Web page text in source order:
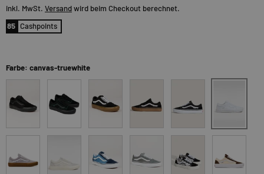
inkl. MwSt. Versandwird beim Checkout berechnet.
85 Cashpoints
Farbe: canvas-truewhite
black-blackblack-black-green
black-gum black-gum-white
black-whitecanvas-